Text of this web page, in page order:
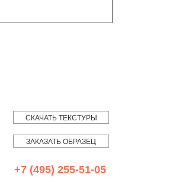
СКАЧАТЬ ТЕКСТУРЫ
ЗАКАЗАТЬ ОБРАЗЕЦ
+7 (495) 255-51-05